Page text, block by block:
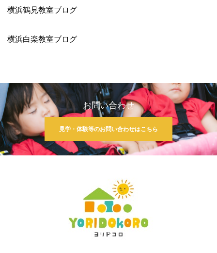
横浜鶴見教室ブログ
横浜白楽教室ブログ
お問い合わせ
見学・体験等のお問い合わせはこちら